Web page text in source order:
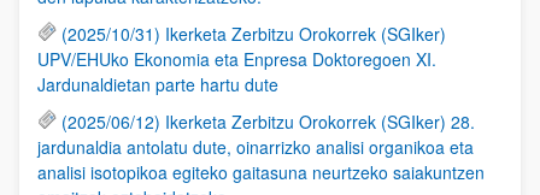
(2025/10/31) Ikerketa Zerbitzu Orokorrek (SGIker)
UPV/EHUko Ekonomia eta Enpresa Doktoregoen XI.
Jardunaldietan parte hartu dute
(2025/06/12) Ikerketa Zerbitzu Orokorrek (SGIker) 28.
jardunaldia antolatu dute, oinarrizko analisi organikoa eta
analisi isotopikoa egiteko gaitasuna neurtzeko saiakuntzen